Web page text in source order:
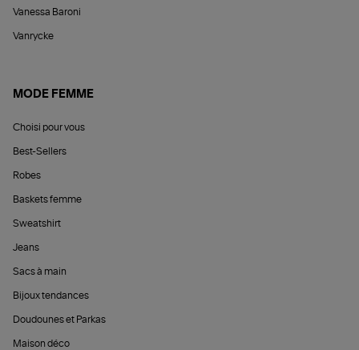
Vanessa Baroni
Vanrycke
MODE FEMME
Choisi pour vous
Best-Sellers
Robes
Baskets femme
Sweatshirt
Jeans
Sacs à main
Bijoux tendances
Doudounes et Parkas
Maison déco